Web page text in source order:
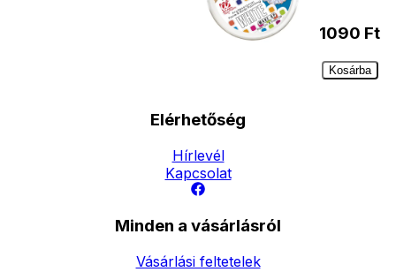
1090 Ft
Kosárba
Elérhetőség
Hírlevél
Kapcsolat
Minden a vásárlásról
Vásárlási feltetelek